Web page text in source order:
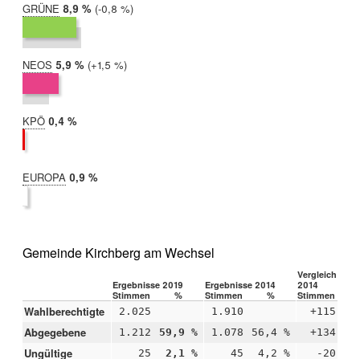
GRÜNE 2019:
8,9 %
2014:
9,7 %
Differenz:
-0,8 %
NEOS 2019:
5,9 %
2014:
4,4 %
Differenz:
+1,5 %
KPÖ 2019:
0,4 %
EUROPA 2019:
0,9 %
Gemeinde Kirchberg am Wechsel
Ergebnisse 2019 Ergebnisse 2014
Vergleich
2014
Stimmen
% Stimmen % Stimmen
Wahlberechtigte 2.025 1.910 +115
Abgegebene 1.212 59,9 % 1.078 56,4 % +134
Ungültige 25 2,1 % 45 4,2 % -20